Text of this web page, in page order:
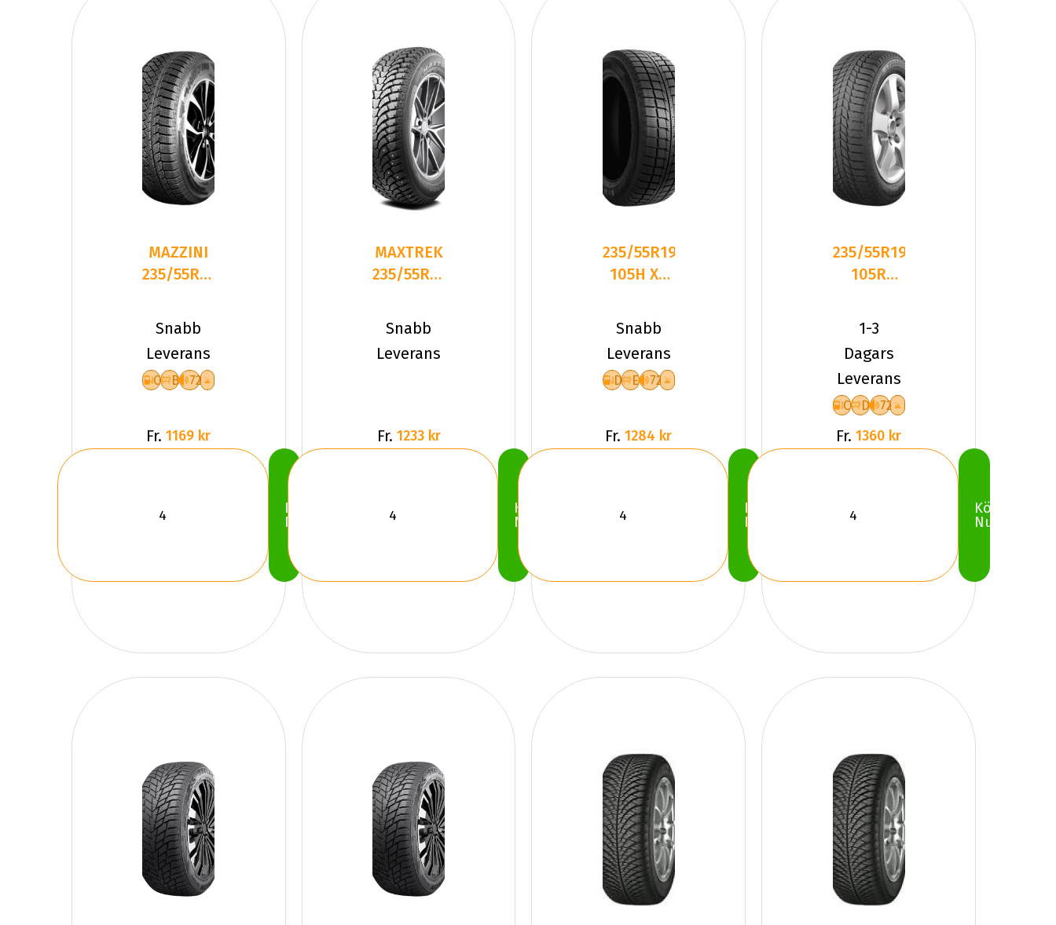
MAZZINI
235/55R19
SNOW
LEOPARD
2
Snabb
Leverans
C B 72
Fr. 1169 kr
Köp
Nu
MAXTREK
235/55R19
TREK
M900 ICE
STUDDED
Snabb
Leverans
Fr. 1233 kr
Köp
Nu
235/55R19
105H XL
SW618
DEB72
Snabb
Leverans
D E 72
Fr. 1284 kr
Köp
Nu
235/55R19
105R
PL01 XL
Friktion
2025
1-3
Dagars
Leverans
C D 72
Fr. 1360 kr
Köp
Nu